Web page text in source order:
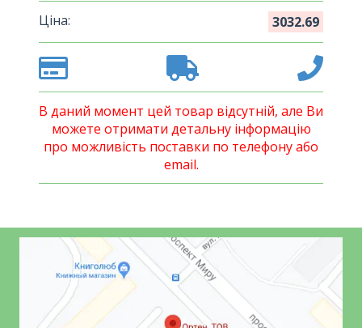
Ціна: 3032.69
В даний момент цей товар відсутній, але Ви
можете отримати детальну інформацію
про можливість поставки по телефону або
email.